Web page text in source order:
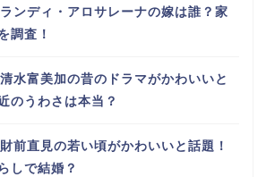
ランディ・アロサレーナの嫁は誰？家
調査！
水富美加の昔のドラマがかわいいと
のうわさは本当？
前直見の若い頃がかわいいと話題！
しで結婚？